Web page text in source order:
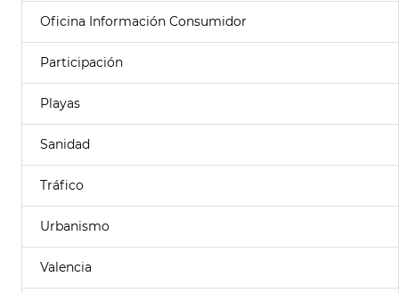
Oficina Información Consumidor
Participación
Playas
Sanidad
Tráfico
Urbanismo
Valencia